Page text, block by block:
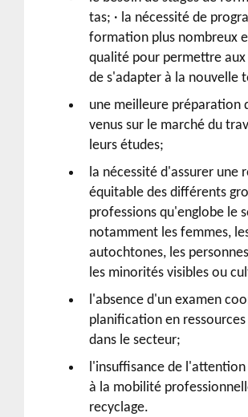
tas; · la nécessité de
formation plus nombreux
qualité pour permettre
de s'adapter à la nouvelle
une meilleure préparation
venus sur le marché du
leurs études;
la nécessité d'assurer une
équitable des différents
professions qu'englobe le
notamment les femmes,
autochtones, les
les minorités visibles ou
l'absence d'un examen
planification en
dans le secteur;
l'insuffisance de
à la mobilité
recyclage.